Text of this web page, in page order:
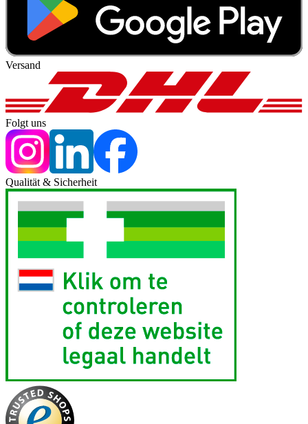
Versand
Folgt uns
Qualität & Sicherheit